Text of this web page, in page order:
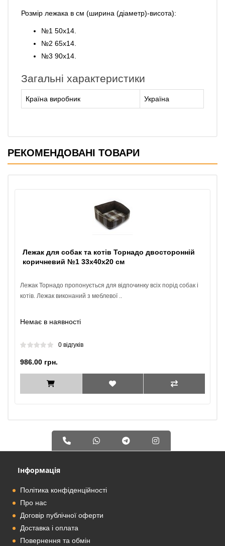
Розмір лежака в см (ширина (діаметр)-висота):
№1 50х14.
№2 65х14.
№3 90х14.
Загальні характеристики
Країна виробник Україна
РЕКОМЕНДОВАНІ ТОВАРИ
Лежак для собак та котів Торнадо двосторонній
коричневий №1 33х40х20 см
Лежак Торнадо пропонується для відпочинку всіх порід собак і
котів. Лежак виконаний з меблевої ..
Немає в наявності
0 відгуків
986.00 грн.
Інформація
Політика конфіденційності
Про нас
Договір публічної оферти
Доставка і оплата
Повернення та обмін